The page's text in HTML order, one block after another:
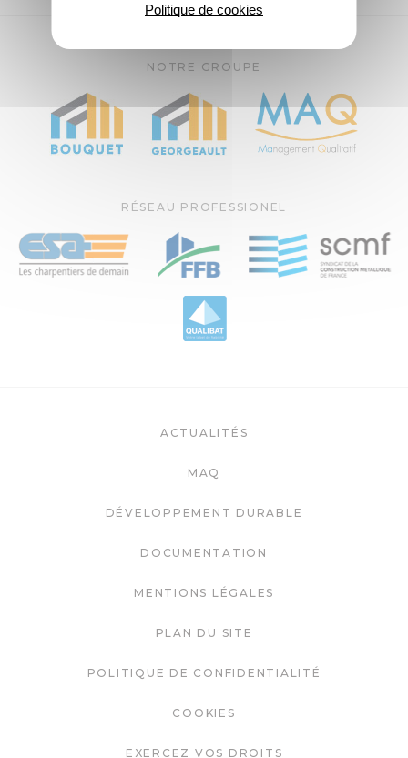
NOTRE GROUPE
RÉSEAU PROFESSIONEL
ACTUALITÉS
MAQ
DÉVELOPPEMENT DURABLE
DOCUMENTATION
MENTIONS LÉGALES
PLAN DU SITE
POLITIQUE DE CONFIDENTIALITÉ
COOKIES
EXERCEZ VOS DROITS
Politique de cookies